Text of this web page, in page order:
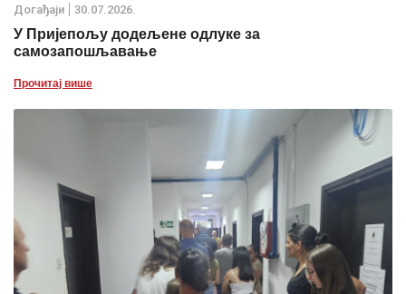
Дoгађаjи 30.07.2026.
У Пријепољу додељене одлуке за
самозапошљавање
Прочитај више